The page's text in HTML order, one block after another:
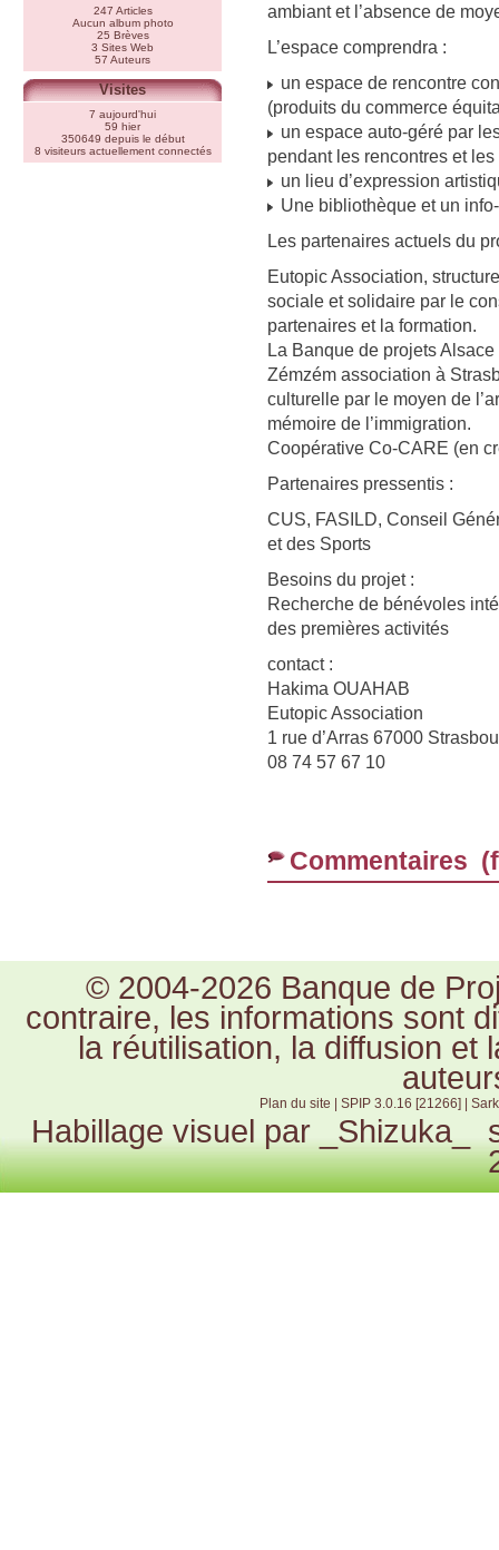
ambiant et l’absence de
L’espace comprendra :
un espace de rencontre
(produits du commerce
un espace auto-géré par
pendant les rencontres et
un lieu d’expression
Une bibliothèque et un
Les partenaires actuels du
Eutopic Association,
sociale et solidaire par le
partenaires et la formation.
La Banque de projets
Zémzém association à
culturelle par le moyen de
mémoire de l’immigration.
Coopérative Co-CARE (en
Partenaires pressentis :
CUS, FASILD, Conseil
et des Sports
Besoins du projet :
Recherche de bénévoles
des premières activités
contact :
Hakima OUAHAB
Eutopic Association
1 rue d’Arras 67000
08 74 57 67 10
Commentaires
247 Articles
Aucun album photo
25 Brèves
3 Sites Web
57 Auteurs
Visites
7 aujourd'hui
59 hier
350649 depuis le début
8 visiteurs actuellement connectés
© 2004-2026 Banque de
contraire, les informations sont
la réutilisation, la diffusion et
Plan du site SPIP 3.0.16 [21266]
Habillage visuel par _Shizuka_